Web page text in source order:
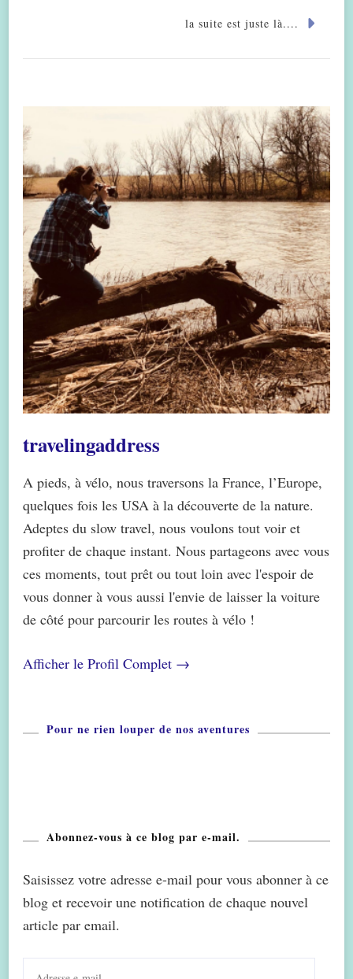
la suite est juste là....
travelingaddress
A pieds, à vélo, nous traversons la France, l’Europe,
quelques fois les USA à la découverte de la nature.
Adeptes du slow travel, nous voulons tout voir et
profiter de chaque instant. Nous partageons avec vous
ces moments, tout prêt ou tout loin avec l'espoir de
vous donner à vous aussi l'envie de laisser la voiture
de côté pour parcourir les routes à vélo !
Afficher le Profil Complet →
Pour ne rien louper de nos aventures
Abonnez-vous à ce blog par e-mail.
Saisissez votre adresse e-mail pour vous abonner à ce
blog et recevoir une notification de chaque nouvel
article par email.